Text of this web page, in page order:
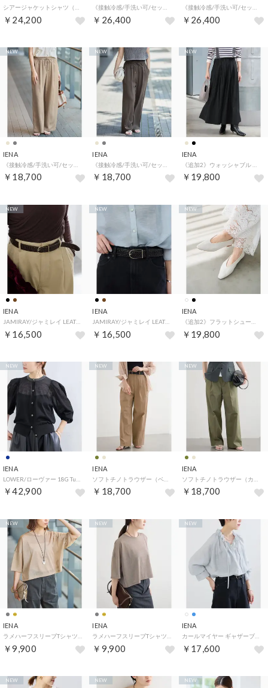
￥24,200 ￥26,400 ￥26,400
IENA
￥18,700
NEW
IENA
￥18,700
NEW
IENA
￥19,800
NEW
IENA
￥16,500
NEW
IENA
￥16,500
NEW
IENA
￥19,800
NEW
IENA
￥42,900
NEW
IENA
￥18,700
NEW
IENA
￥18,700
NEW
IENA
￥9,900
NEW
IENA
￥9,900
NEW
IENA
カールマイヤー ギャザーブラウス（ブルー A）
￥17,600
NEW
NEW NEW NEW